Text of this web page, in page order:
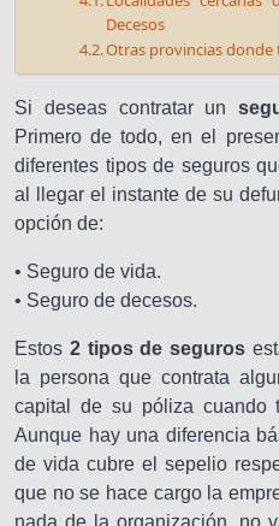
Decesos
Otras provincias donde
Si deseas contratar un
Primero de todo, en el
diferentes tipos de seguros
al llegar el instante de su
opción de:
• Seguro de vida.
• Seguro de decesos.
Estos 2 tipos de seguros
la persona que contrata
capital de su póliza cuando
Aunque hay una diferencia
de vida cubre el sepelio
que no se hace cargo la
nada de la organización, no